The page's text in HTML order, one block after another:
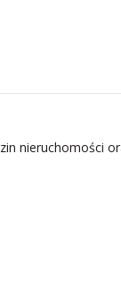
nieruchomości